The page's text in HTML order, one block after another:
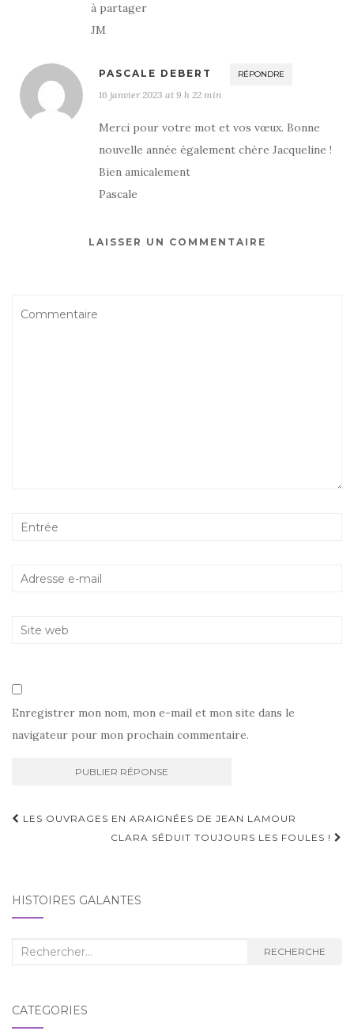
à partager
JM
PASCALE DEBERT RÉPONDRE
16 janvier 2023 at 9 h 22 min
Merci pour votre mot et vos vœux. Bonne
nouvelle année également chère Jacqueline !
Bien amicalement
Pascale
LAISSER UN COMMENTAIRE
Enregistrer mon nom, mon e-mail et mon site dans le
navigateur pour mon prochain commentaire.
Navigation
LES OUVRAGES EN ARAIGNÉES DE JEAN LAMOUR
CLARA SÉDUIT TOUJOURS LES FOULES !
HISTOIRES GALANTES
Recherche
RECHERCHE
CATÉGORIES